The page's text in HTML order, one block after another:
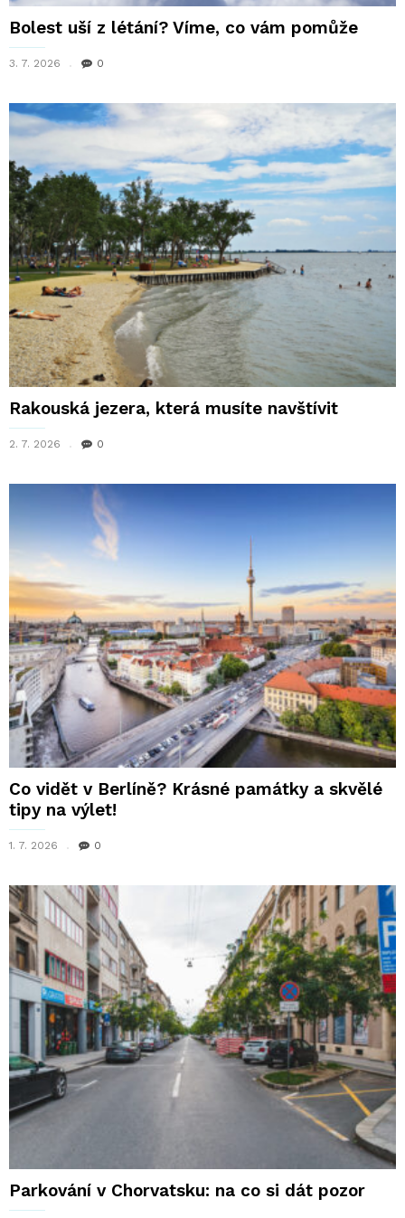
Bolest uší z létání? Víme, co vám pomůže
3. 7. 2026 0
Rakouská jezera, která musíte navštívit
2. 7. 2026 0
Co vidět v Berlíně? Krásné památky a skvělé
tipy na výlet!
1. 7. 2026 0
Parkování v Chorvatsku: na co si dát pozor